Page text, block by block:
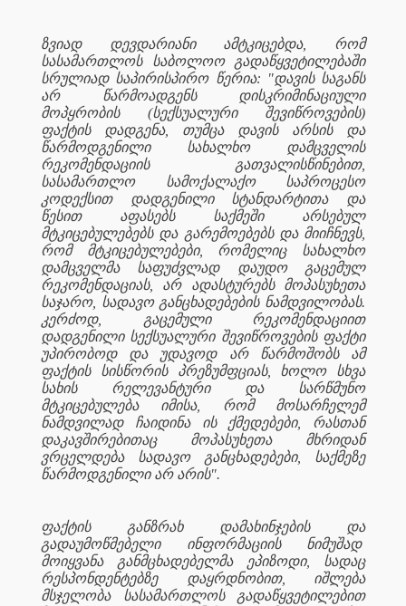
ზვიად დევდარიანი ამტკიცებდა, რომ
სასამართლოს საბოლოო გადაწყვეტილებაში
სრულიად საპირისპირო წერია: "დავის საგანს
არ წარმოადგენს დისკრიმინაციული
მოპყრობის (სექსუალური შევიწროვების)
ფაქტის დადგენა, თუმცა დავის არსის და
წარმოდგენილი სახალხო დამცველის
რეკომენდაციის გათვალისწინებით,
სასამართლო სამოქალაქო საპროცესო
კოდექსით დადგენილი სტანდარტითა და
წესით აფასებს საქმეში არსებულ
მტკიცებულებებს და გარემოებებს და მიიჩნევს,
რომ მტკიცებულებები, რომელიც სახალხო
დამცველმა საფუძვლად დაუდო გაცემულ
რეკომენდაციას, არ ადასტურებს მოპასუხეთა
საჯარო, სადავო განცხადებების ნამდვილობას.
კერძოდ, გაცემული რეკომენდაციით
დადგენილი სექსუალური შევიწროვების ფაქტი
უპირობოდ და უდავოდ არ წარმოშობს ამ
ფაქტის სისწორის პრეზუმფციას, ხოლო სხვა
სახის რელევანტური და სარწმუნო
მტკიცებულება იმისა, რომ მოსარჩელემ
ნამდვილად ჩაიდინა ის ქმედებები, რასთან
დაკავშირებითაც მოპასუხეთა მხრიდან
ვრცელდება სადავო განცხადებები, საქმეზე
წარმოდგენილი არ არის".
ფაქტის განზრახ დამახინჯების და
გადაუმოწმებელი ინფორმაციის ნიმუშად
მოიყვანა განმცხადებელმა ეპიზოდი, სადაც
რესპონდენტებზე დაყრდნობით, იშლება
მსჯელობა სასამართლოს გადაწყვეტილებით